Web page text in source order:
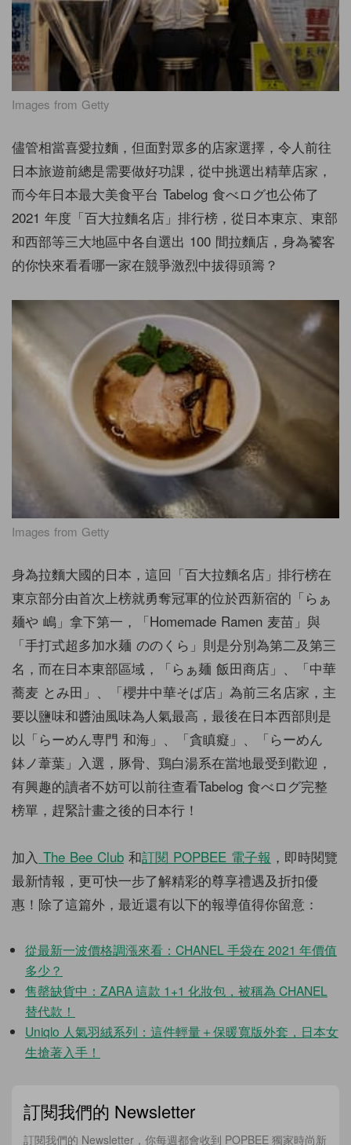
Images from Getty
儘管相當喜愛拉麵，但面對眾多的店家選擇，令人前往
日本旅遊前總是需要做好功課，從中挑選出精華店家，
而今年日本最大美食平台 Tabelog 食べログ也公佈了
2021 年度「百大拉麵名店」排行榜，從日本東京、東部
和西部等三大地區中各自選出 100 間拉麵店，身為饕客
的你快來看看哪一家在競爭激烈中拔得頭籌？
Images from Getty
身為拉麵大國的日本，這回「百大拉麵名店」排行榜在
東京部分由首次上榜就勇奪冠軍的位於西新宿的「らぁ
麺や 嶋」拿下第一，「Homemade Ramen 麦苗」與
「手打式超多加水麺 ののくら」則是分別為第二及第三
名，而在日本東部區域，「らぁ麺 飯田商店」、「中華
蕎麦 とみ田」、「櫻井中華そば店」為前三名店家，主
要以鹽味和醬油風味為人氣最高，最後在日本西部則是
以「らーめん専門 和海」、「貪瞋癡」、「らーめん
鉢ノ葦葉」入選，豚骨、鶏白湯系在當地最受到歡迎，
有興趣的讀者不妨可以前往查看Tabelog 食べログ完整
榜單，趕緊計畫之後的日本行！
加入 The Bee Club 和訂閱 POPBEE 電子報 ，即時閱覽
最新情報，更可快一步了解精彩的尊享禮遇及折扣優
惠！除了這篇外，最近還有以下的報導值得你留意：
從最新一波價格調漲來看：CHANEL 手袋在 2021 年價值
多少？
售罄缺貨中：ZARA 這款 1+1 化妝包，被稱為 CHANEL
替代款！
Uniqlo 人氣羽絨系列：這件輕量＋保暖寬版外套，日本女
生搶著入手！
訂閱我們的 Newsletter
訂閱我們的 Newsletter，你每週都會收到 POPBEE 獨家時尚新